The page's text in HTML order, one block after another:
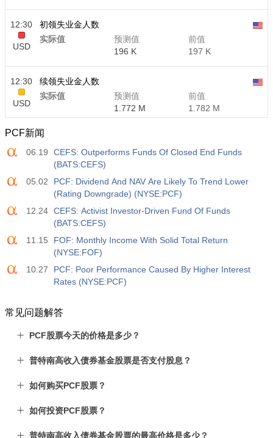
12:30
USD
初领失业金人数
实际值
预测值
196 K
前值
197 K
12:30
USD
续领失业金人数
实际值
预测值
1.772 M
前值
1.782 M
PCF新闻
06.19
CEFS: Outperforms Funds Of Closed End Funds
(BATS:CEFS)
05.02
PCF: Dividend And NAV Are Likely To Trend Lower
(Rating Downgrade) (NYSE:PCF)
12.24 CEFS: Activist Investor-Driven Fund Of Funds
(BATS:CEFS)
11.15
FOF: Monthly Income With Solid Total Return
(NYSE:FOF)
10.27
PCF: Poor Performance Caused By Higher Interest
Rates (NYSE:PCF)
常见问题解答
PCF股票今天的价格是多少？
普特南高收入债券基金股票是否支付股息？
如何购买PCF股票？
如何投资PCF股票？
普特南高收入债券基金股票的最高价格是多少？